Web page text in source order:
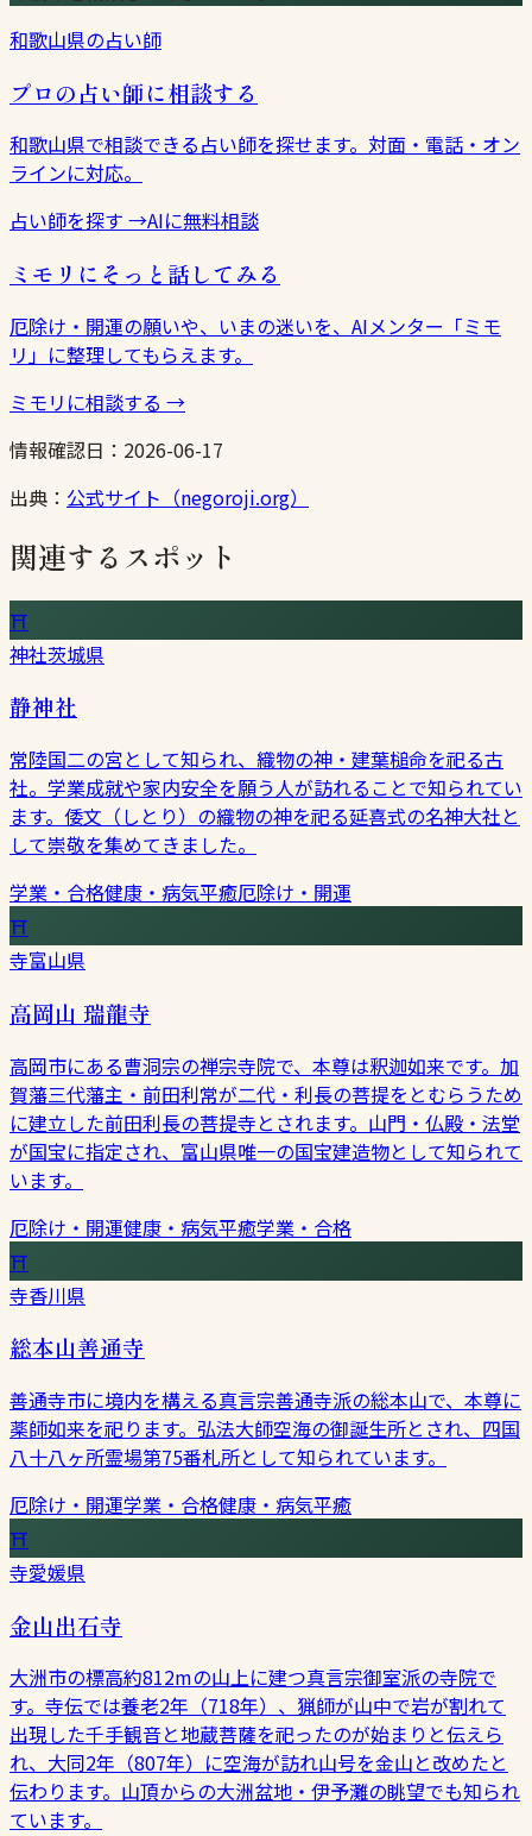
和歌山県の占い師
プロの占い師に相談する
和歌山県で相談できる占い師を探せます。対面・電話・オン
ラインに対応。
占い師を探す →AIに無料相談
ミモリにそっと話してみる
厄除け・開運の願いや、いまの迷いを、AIメンター「ミモ
リ」に整理してもらえます。
ミモリに相談する →
情報確認日： 2026-06-17
出典： 公式サイト（negoroji.org）
関連するスポット
⛩
神社茨城県
静神社
常陸国二の宮として知られ、織物の神・建葉槌命を祀る古
社。学業成就や家内安全を願う人が訪れることで知られてい
ます。倭文（しとり）の織物の神を祀る延喜式の名神大社と
して崇敬を集めてきました。
学業・合格健康・病気平癒厄除け・開運
⛩
寺富山県
高岡山 瑞龍寺
高岡市にある曹洞宗の禅宗寺院で、本尊は釈迦如来です。加
賀藩三代藩主・前田利常が二代・利長の菩提をとむらうため
に建立した前田利長の菩提寺とされます。山門・仏殿・法堂
が国宝に指定され、富山県唯一の国宝建造物として知られて
います。
厄除け・開運健康・病気平癒学業・合格
⛩
寺香川県
総本山善通寺
善通寺市に境内を構える真言宗善通寺派の総本山で、本尊に
薬師如来を祀ります。弘法大師空海の御誕生所とされ、四国
八十八ヶ所霊場第75番札所として知られています。
厄除け・開運学業・合格健康・病気平癒
⛩
寺愛媛県
金山出石寺
大洲市の標高約812mの山上に建つ真言宗御室派の寺院で
す。寺伝では養老2年（718年）、猟師が山中で岩が割れて
出現した千手観音と地蔵菩薩を祀ったのが始まりと伝えら
れ、大同2年（807年）に空海が訪れ山号を金山と改めたと
伝わります。山頂からの大洲盆地・伊予灘の眺望でも知られ
ています。